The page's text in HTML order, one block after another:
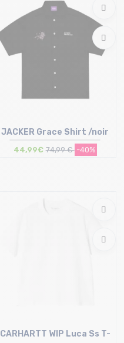
JACKER Grace Shirt /noir
44,99€ 74,99 € -40%
CARHARTT WIP Luca Ss T-